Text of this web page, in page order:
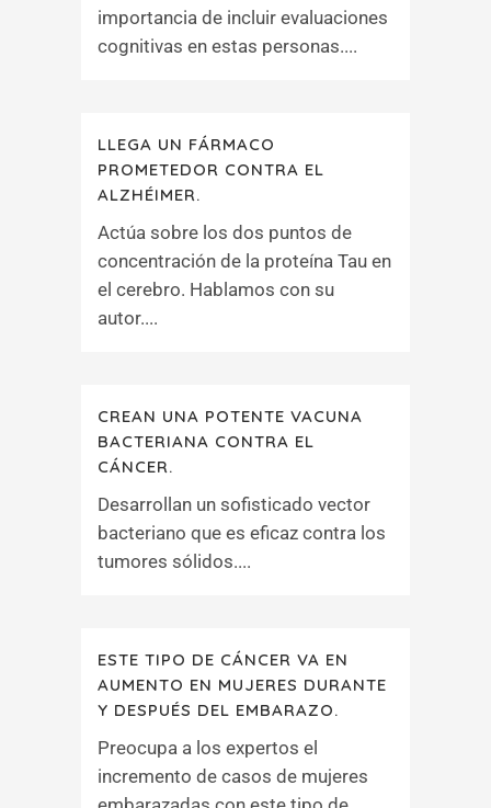
importancia de incluir evaluaciones
cognitivas en estas personas....
LLEGA UN FÁRMACO
PROMETEDOR CONTRA EL
ALZHÉIMER.
Actúa sobre los dos puntos de
concentración de la proteína Tau en
el cerebro. Hablamos con su
autor....
CREAN UNA POTENTE VACUNA
BACTERIANA CONTRA EL
CÁNCER.
Desarrollan un sofisticado vector
bacteriano que es eficaz contra los
tumores sólidos....
ESTE TIPO DE CÁNCER VA EN
AUMENTO EN MUJERES DURANTE
Y DESPUÉS DEL EMBARAZO.
Preocupa a los expertos el
incremento de casos de mujeres